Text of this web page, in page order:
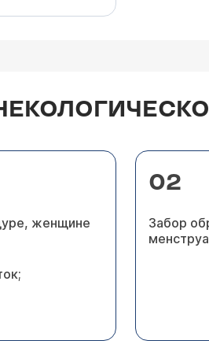
женщине
02
Забор